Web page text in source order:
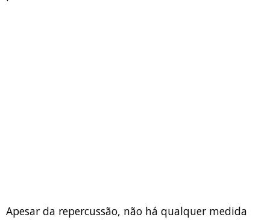
Apesar da repercussão, não há qualquer medida